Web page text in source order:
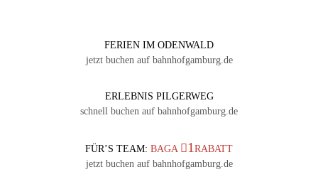
FERIEN IM ODENWALD
jetzt buchen auf bahnhofgamburg.de
ERLEBNIS PILGERWEG
schnell buchen auf bahnhofgamburg.de
FÜR’S TEAM: BAGA 1RABATT
jetzt buchen auf bahnhofgamburg.de